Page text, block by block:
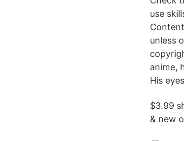
use
unless
anime,
His
$3.99
& new